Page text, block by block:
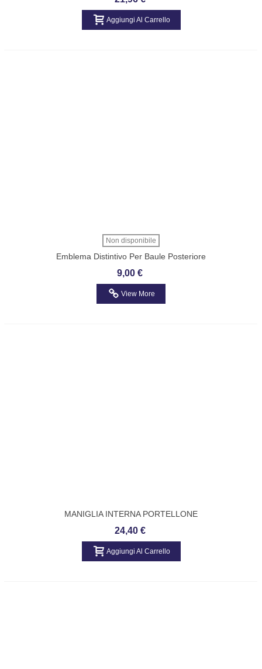
Aggiungi Al Carrello
Non disponibile
Emblema Distintivo Per Baule Posteriore
VW Golf Mk4
9,00 €
View More
MANIGLIA INTERNA PORTELLONE
POST. FIAT BRAVO - MAREA ORIGINALE
24,40 €
Aggiungi Al Carrello